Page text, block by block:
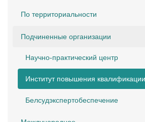
По территориальности
Подчиненные организации
Научно-практический центр
Институт повышения квалификации
Белсудэкспертобеспечение